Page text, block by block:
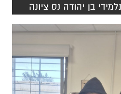
בן יהודה נס ציונה